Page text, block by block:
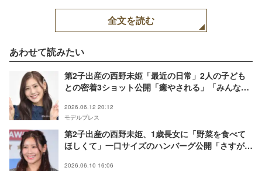
全文を読む
あわせて読みたい
第2子出産の西野未姫「最近の日常」2人の子ども
との密着3ショット公開「癒やされる」「みんなそ
2026.06.12 20:12
モデルプレス
第2子出産の西野未姫、1歳長女に「野菜を食べて
ほしくて」一口サイズのハンバーグ公開「さすが離
2026.06.10 16:06